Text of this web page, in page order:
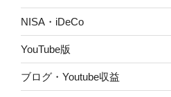
NISA・iDeCo
YouTube版
ブログ・Youtube収益